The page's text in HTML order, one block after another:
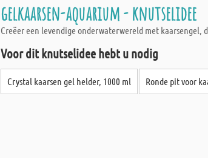
gelkaarsen-aquarium - knutselidee
Creëer een levendige onderwaterwereld met
Voor dit knutselidee hebt u nodig
Crystal kaarsen gel helder, 1000 ml Ronde pit voor